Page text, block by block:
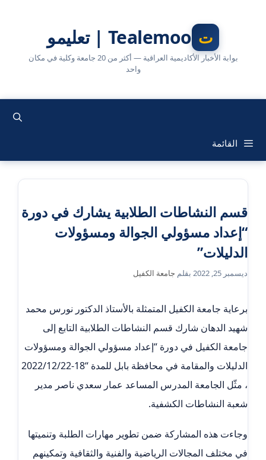
Tealemoo | تعليمو
بوابة الأخبار الأكاديمية العراقية — أكثر من 20 جامعة وكلية في مكان
واحد
القائمة
قسم النشاطات الطلابية يشارك في دورة
“إعداد مسؤولي الجوالة ومسؤولات
الدليلات”
ديسمبر 25, 2022 بقلم جامعة الكفيل
برعاية جامعة الكفيل المتمثلة بالأستاذ الدكتور نورس محمد
شهيد الدهان شارك قسم النشاطات الطلابية التابع إلى
جامعة الكفيل في دورة “إعداد مسؤولي الجوالة ومسؤولات
الدليلات والمقامة في محافظة بابل للمدة “18-2022/12/22
، مثّل الجامعة المدرس المساعد عمار سعدي ناصر مدير
شعبة النشاطات الكشفية.
وجاءت هذه المشاركة ضمن تطوير مهارات الطلبة وتنميتها
في مختلف المجالات الرياضية والفنية والثقافية وتمكينهم